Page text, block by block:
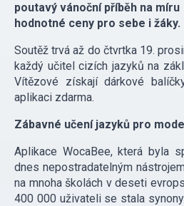
poutavý vánoční příběh na
hodnotné ceny pro sebe i žáky.
Soutěž trvá až do čtvrtka 19.
každý učitel cizích jazyků na
Vítězové získají dárkové
aplikaci zdarma.
Zábavné učení jazyků pro
Aplikace WocaBee, která byla
dnes nepostradatelným
na mnoha školách v deseti
400 000 uživateli se stala